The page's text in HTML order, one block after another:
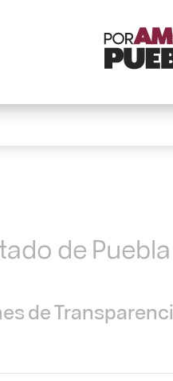
de Puebla
de